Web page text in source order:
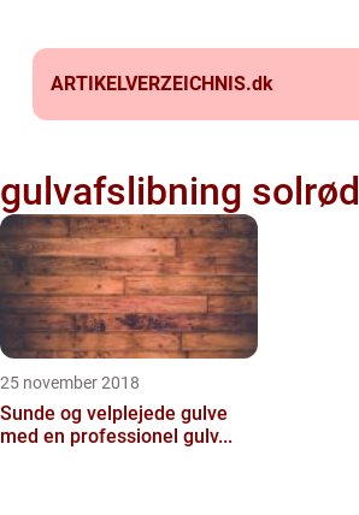
ARTIKELVERZEICHNIS.dk
gulvafslibning solrød
25 november 2018
Sunde og velplejede gulve
med en professionel gulv...